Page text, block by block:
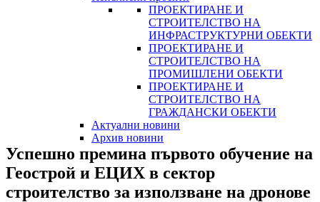
ПРОЕКТИРАНЕ И
СТРОИТЕЛСТВО НА
ИНФРАСТРУКТУРНИ ОБЕКТИ
ПРОЕКТИРАНЕ И
СТРОИТЕЛСТВО НА
ПРОМИШЛЕНИ ОБЕКТИ
ПРОЕКТИРАНЕ И
СТРОИТЕЛСТВО НА
ГРАЖДАНСКИ ОБЕКТИ
Актуални новини
Архив новини
Успешно премина първото обучение на
Геострой и ЕЦИХ в сектор
строителство за използване на дронове